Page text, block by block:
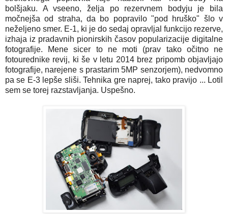
bolšjaku. A vseeno, želja po rezervnem bodyju je bila
močnejša od straha, da bo popravilo "pod hruško" šlo v
neželjeno smer. E-1, ki je do sedaj opravljal funkcijo rezerve,
izhaja iz pradavnih pionirskih časov popularizacije digitalne
fotografije. Mene sicer to ne moti (prav tako očitno ne
fotourednike revij, ki še v letu 2014 brez pripomb objavljajo
fotografije, narejene s prastarim 5MP senzorjem), nedvomno
pa se E-3 lepše sliši. Tehnika gre naprej, tako pravijo ... Lotil
sem se torej razstavljanja. Uspešno.